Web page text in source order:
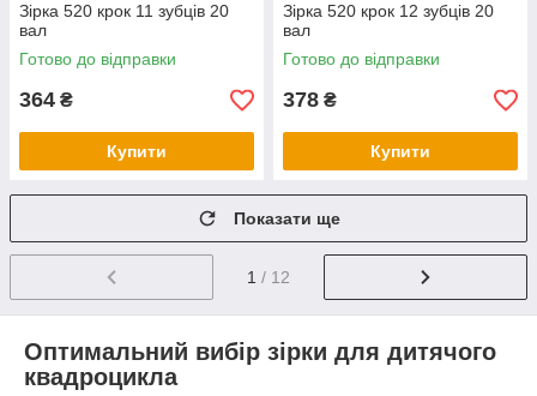
Зірка 520 крок 11 зубців 20
вал
Готово до відправки
364 ₴
Купити
Зірка 520 крок 12 зубців 20
вал
Готово до відправки
378 ₴
Купити
Показати ще
1 / 12
Оптимальний вибір зірки для дитячого
квадроцикла